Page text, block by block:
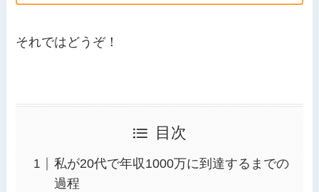
それではどうぞ！
目次
私が20代で年収1000万に到達するまでの
過程